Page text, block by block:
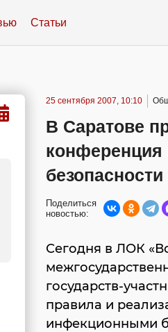
Статьи
25 сентября 2007, 10:10
В Саратове
конференция
безопасности
Поделиться
новостью:
Сегодня в ЛОК
государств-
правила и
инфекционными